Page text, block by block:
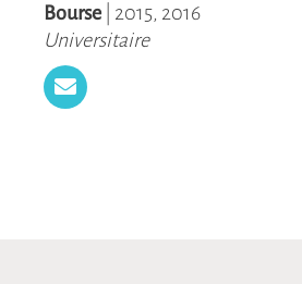
Bourse
2015, 2016
Universitaire